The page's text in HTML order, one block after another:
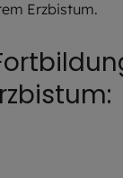
Erzbistum.